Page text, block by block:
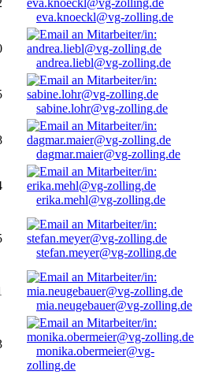
eva.knoeckl@vg-zolling.de
andrea.liebl@vg-zolling.de
sabine.lohr@vg-zolling.de
dagmar.maier@vg-zolling.de
erika.mehl@vg-zolling.de
stefan.meyer@vg-zolling.de
mia.neugebauer@vg-zolling.de
monika.obermeier@vg-
zolling.de